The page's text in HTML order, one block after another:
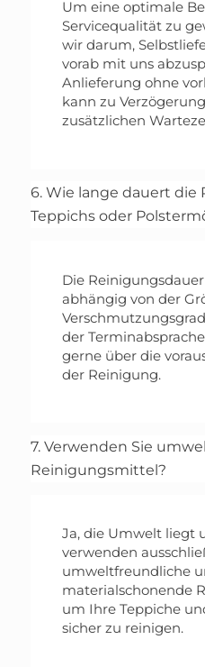
Um eine optimale
Servicequalität zu
wir darum,
vorab mit uns
Anlieferung ohne
kann zu
zusätzlichen
6. Wie lange dauert die
Teppichs oder
Die
abhängig von der
der
gerne über die
der Reinigung.
7. Verwenden Sie
Reinigungsmittel?
Ja, die Umwelt liegt
verwenden
umweltfreundliche
materialschonende
um Ihre Teppiche
sicher zu reinigen.